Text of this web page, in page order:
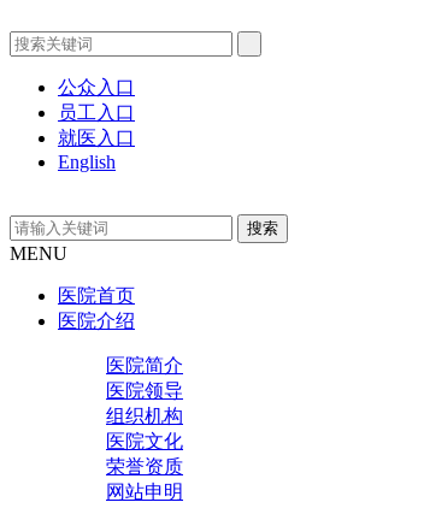
公众入口
员工入口
就医入口
English
MENU
医院首页
医院介绍
医院简介
医院领导
组织机构
医院文化
荣誉资质
网站申明